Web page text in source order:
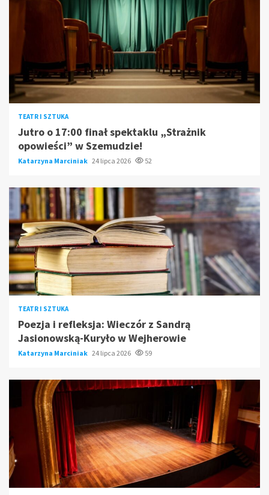
TEATR I SZTUKA
Jutro o 17:00 finał spektaklu „Strażnik
opowieści” w Szemudzie!
Katarzyna Marciniak 24 lipca 2026 52
TEATR I SZTUKA
Poezja i refleksja: Wieczór z Sandrą
Jasionowską-Kuryło w Wejherowie
Katarzyna Marciniak 24 lipca 2026 59